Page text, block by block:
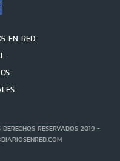
EN RED
RESERVADOS 2019 -